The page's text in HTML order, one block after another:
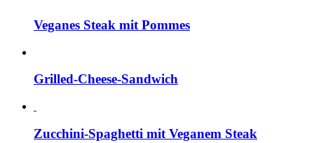
Veganes Steak mit Pommes
Grilled-Cheese-Sandwich
Zucchini-Spaghetti mit Veganem Steak